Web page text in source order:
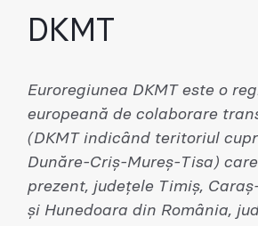
DKMT
Euroregiunea DKMT este o
europeană de colaborare
(DKMT indicând teritoriul
Dunăre-Criș-Mureș-Tisa)
prezent, județele Timiș,
și Hunedoara din România,